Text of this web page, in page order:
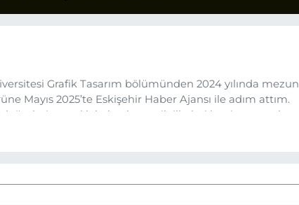
Grafik Tasarım bölümünden 2024 yılında mezun
Mayıs 2025’te Eskişehir Haber Ajansı ile adım attım.
sadık kalarak ve etik ilkeleri benimseyerek,
en doğru ve sıcak şekilde takipçilerimize aktarmayı